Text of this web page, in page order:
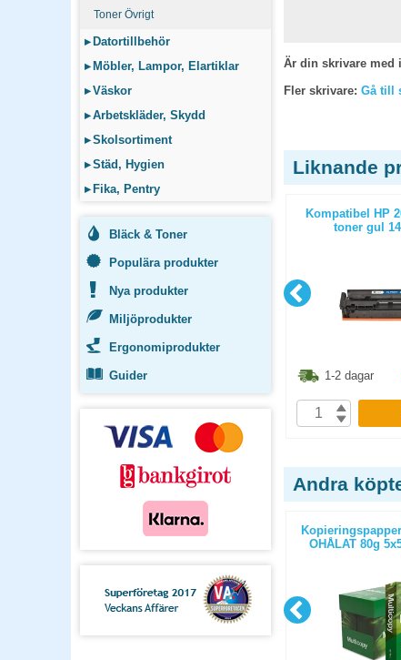
Toner Övrigt
▸ Datortillbehör
▸ Möbler, Lampor, Elartiklar
▸Väskor
▸Arbetskläder, Skydd
▸Skolsortiment
▸Städ, Hygien
▸ Fika, Pentry
Bläck & Toner
Populära produkter
Nya produkter
Miljöprodukter
Ergonomiprodukter
Guider
Är din skrivare med
Fler skrivare: Gå till
Liknande
Kompatibel Brother TN1050 toner
svart 1000 sidor
1-2 dagar
Kompatibel HP
toner gul
1-2 dagar
Andra
Kopieringspapper Multicopy Next
OHÅLAT 80g